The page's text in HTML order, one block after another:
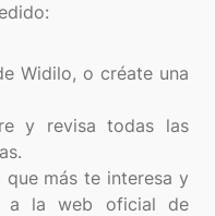
Widilo, o créate una
y revisa todas las
más te interesa y
a la web oficial de